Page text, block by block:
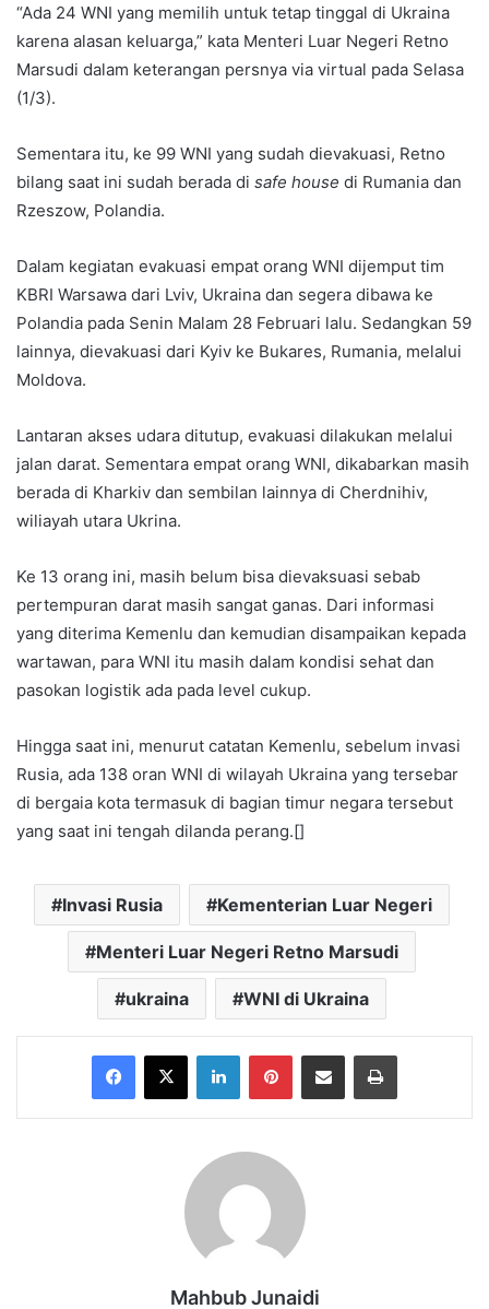
“Ada 24 WNI yang memilih untuk tetap tinggal di Ukraina
karena alasan keluarga,” kata Menteri Luar Negeri Retno
Marsudi dalam keterangan persnya via virtual pada Selasa
(1/3).
Sementara itu, ke 99 WNI yang sudah dievakuasi, Retno
bilang saat ini sudah berada di safe house di Rumania dan
Rzeszow, Polandia.
Dalam kegiatan evakuasi empat orang WNI dijemput tim
KBRI Warsawa dari Lviv, Ukraina dan segera dibawa ke
Polandia pada Senin Malam 28 Februari lalu. Sedangkan 59
lainnya, dievakuasi dari Kyiv ke Bukares, Rumania, melalui
Moldova.
Lantaran akses udara ditutup, evakuasi dilakukan melalui
jalan darat. Sementara empat orang WNI, dikabarkan masih
berada di Kharkiv dan sembilan lainnya di Cherdnihiv,
wiliayah utara Ukrina.
Ke 13 orang ini, masih belum bisa dievaksuasi sebab
pertempuran darat masih sangat ganas. Dari informasi
yang diterima Kemenlu dan kemudian disampaikan kepada
wartawan, para WNI itu masih dalam kondisi sehat dan
pasokan logistik ada pada level cukup.
Hingga saat ini, menurut catatan Kemenlu, sebelum invasi
Rusia, ada 138 oran WNI di wilayah Ukraina yang tersebar
di bergaia kota termasuk di bagian timur negara tersebut
yang saat ini tengah dilanda perang.[]
Invasi Rusia Kementerian Luar Negeri
Menteri Luar Negeri Retno Marsudi
ukraina WNI di Ukraina
Facebook
X LinkedInPinterestShare via Email Print
Mahbub Junaidi